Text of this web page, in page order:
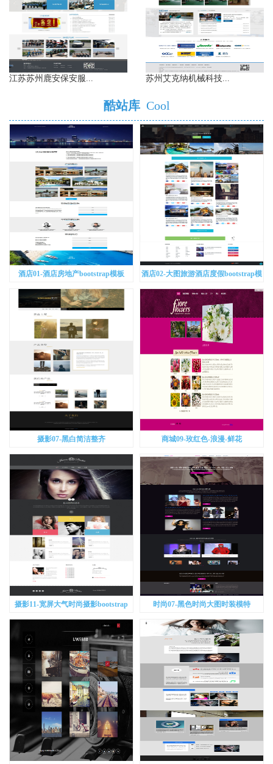
江苏苏州鹿安保安服... 苏州艾克纳机械科技...
酷站库 Cool
酒店01-酒店房地产bootstrap模板
酒店02-大图旅游酒店度假bootstrap模
板
摄影07-黑白简洁整齐 商城09-玫红色-浪漫-鲜花
摄影11-宽屏大气时尚摄影bootstrap
时尚07-黑色时尚大图时装模特
bootstrap